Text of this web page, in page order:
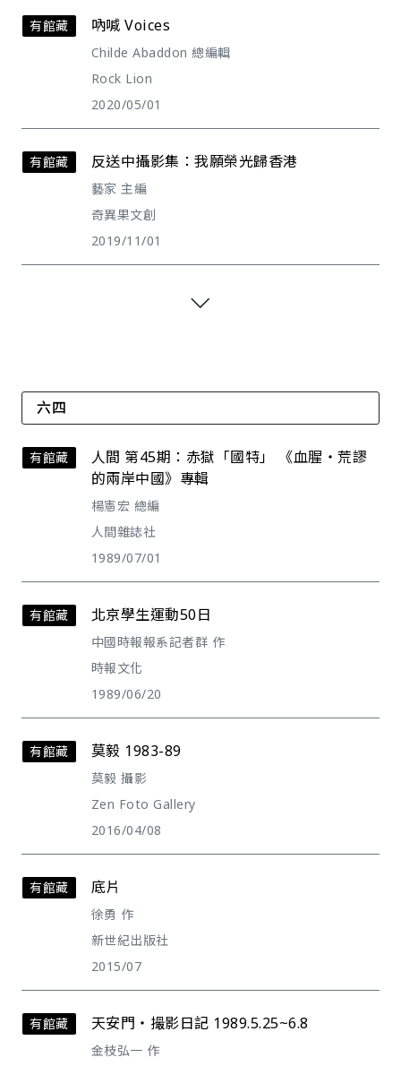
有館藏 吶喊 Voices
Childe Abaddon 總編輯
Rock Lion
2020/05/01
有館藏 反送中攝影集：我願榮光歸香港
藝家 主編
奇異果文創
2019/11/01
六四
有館藏
人間 第45期：赤獄「國特」 《血腥・荒謬
的兩岸中國》專輯
楊憲宏 總編
人間雜誌社
1989/07/01
有館藏 北京學生運動50日
中國時報報系記者群 作
時報文化
1989/06/20
有館藏 莫毅 1983-89
莫毅 攝影
Zen Foto Gallery
2016/04/08
有館藏 底片
徐勇 作
新世紀出版社
2015/07
有館藏 天安門・撮影日記 1989.5.25~6.8
金枝弘一 作